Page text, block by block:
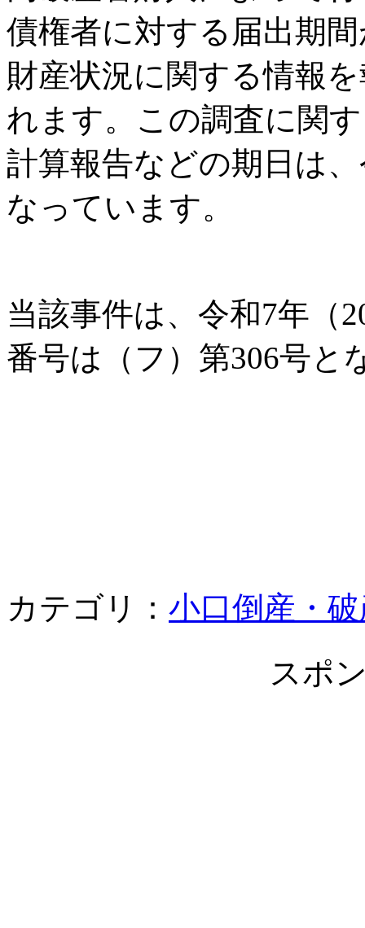
債権者に対する届出期
財産状況に関する情報
れます。この調査に関
計算報告などの期日は
なっています。
当該事件は、令和7年（
番号は（フ）第306号と
カテゴリ： 小口倒産・
スポ